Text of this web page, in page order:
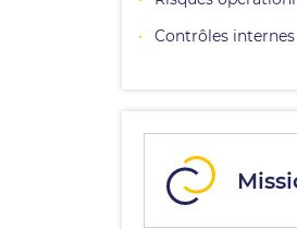
Contrôles internes